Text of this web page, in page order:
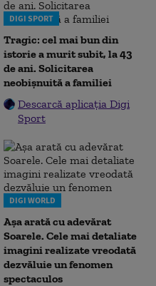
DIGI SPORT
Tragic: cel mai bun din
istorie a murit subit, la 43
de ani. Solicitarea
neobișnuită a familiei
Descarcă aplicația Digi
Sport
DIGI WORLD
Așa arată cu adevărat
Soarele. Cele mai detaliate
imagini realizate vreodată
dezvăluie un fenomen
spectaculos